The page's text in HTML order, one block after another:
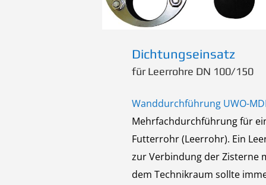
Dichtungseinsatz
für Leerrohre DN 100/150
Wanddurchführung UWO-
Mehrfachdurchführung für
Futterrohr (Leerrohr). Ein
zur Verbindung der Zisterne
dem Technikraum sollte